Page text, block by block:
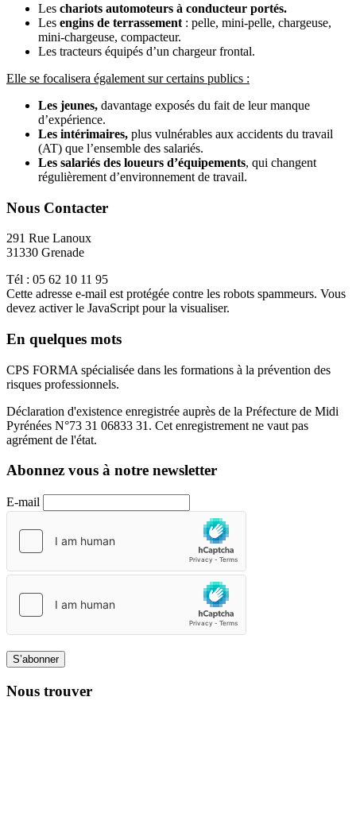
Les chariots automoteurs à conducteur portés.
Les engins de terrassement : pelle, mini-pelle, chargeuse,
mini-chargeuse, compacteur.
Les tracteurs équipés d’un chargeur frontal.
Elle se focalisera également sur certains publics :
Les jeunes, davantage exposés du fait de leur manque
d’expérience.
Les intérimaires, plus vulnérables aux accidents du travail
(AT) que l’ensemble des salariés.
Les salariés des loueurs d’équipements, qui changent
régulièrement d’environnement de travail.
Nous Contacter
291 Rue Lanoux
31330 Grenade
Tél : 05 62 10 11 95
Cette adresse e-mail est protégée contre les robots spammeurs. Vous
devez activer le JavaScript pour la visualiser.
En quelques mots
CPS FORMA spécialisée dans les formations à la prévention des
risques professionnels.
Déclaration d'existence enregistrée auprès de la Préfecture de Midi
Pyrénées N°73 31 06833 31. Cet enregistrement ne vaut pas
agrément de l'état.
Abonnez vous à notre newsletter
E-mail
S’abonner
Nous trouver